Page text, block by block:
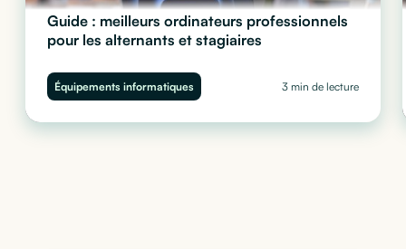
Guide : meilleurs ordinateurs professionnels
pour les alternants et stagiaires
Quel ordinateur choisir pour vos stagiaires et alternants ?
Performance, sécurité et budget : découvrez notre guide complet
pour équiper vos juniors sans impacter votre trésorerie.
Équipements informatiques 3 min de lecture